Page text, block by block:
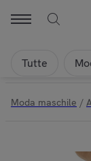
Tutte
Moda maschile /